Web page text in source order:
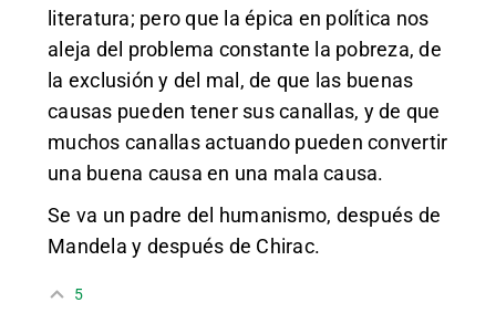
literatura; pero que la épica en política nos
aleja del problema constante la pobreza, de
la exclusión y del mal, de que las buenas
causas pueden tener sus canallas, y de que
muchos canallas actuando pueden convertir
una buena causa en una mala causa.
Se va un padre del humanismo, después de
Mandela y después de Chirac.
5